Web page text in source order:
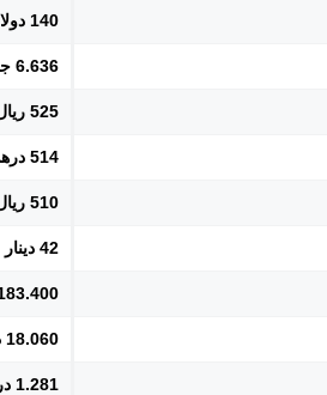
140 دولار
6.636 جنيه
525 ريال
514 درهم
510 ريال
42 دينار
183.400
18.060 دينار
1.281 درهم